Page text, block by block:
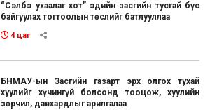
“Сэлбэ ухаалаг хот” эдийн засгийн тусгай бүс
байгуулах тогтоолын төслийг батлууллаа
4 цаг
БНМАУ-ын Засгийн газарт эрх олгох тухай
хуулийг хүчингүй болсонд тооцож, хуулийн
зөрчил, давхардлыг арилгалаа